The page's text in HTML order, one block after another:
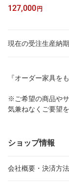
ニングテーブル リビン
テーブル 4人掛け 2
m 送料無料
127,000円
現在の受注生産納
『オーダー家具を
※ご希望の商品や
気兼ねなくご要望
ショップ情報
会社概要・決済方